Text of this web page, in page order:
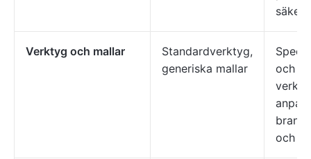
Verktyg och mallar
Standardverktyg,
generiska mallar
och
och